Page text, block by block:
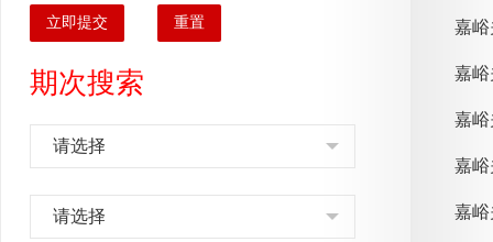
立即提交 重置
期次搜索
请选择
请选择
嘉
嘉
嘉峪